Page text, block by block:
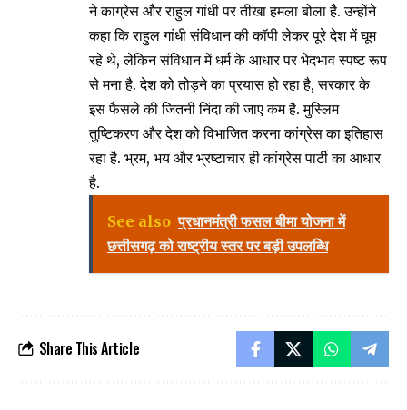
ने कांग्रेस और राहुल गांधी पर तीखा हमला बोला है. उन्होंने
कहा कि राहुल गांधी संविधान की कॉपी लेकर पूरे देश में घूम
रहे थे, लेकिन संविधान में धर्म के आधार पर भेदभाव स्पष्ट रूप
से मना है. देश को तोड़ने का प्रयास हो रहा है, सरकार के
इस फैसले की जितनी निंदा की जाए कम है. मुस्लिम
तुष्टिकरण और देश को विभाजित करना कांग्रेस का इतिहास
रहा है. भ्रम, भय और भ्रष्टाचार ही कांग्रेस पार्टी का आधार
है.
See also प्रधानमंत्री फसल बीमा योजना में
छत्तीसगढ़ को राष्ट्रीय स्तर पर बड़ी उपलब्धि
Share This Article